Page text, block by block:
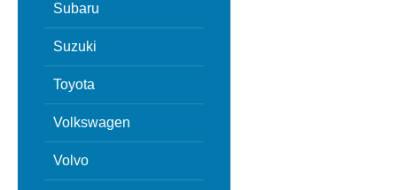
Subaru
Suzuki
Toyota
Volkswagen
Volvo